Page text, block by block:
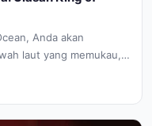
Anda akan
laut yang memukau,